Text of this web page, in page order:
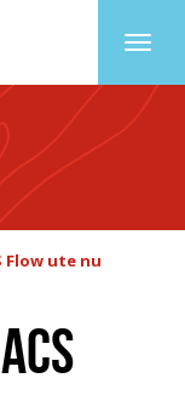
Flow ute nu